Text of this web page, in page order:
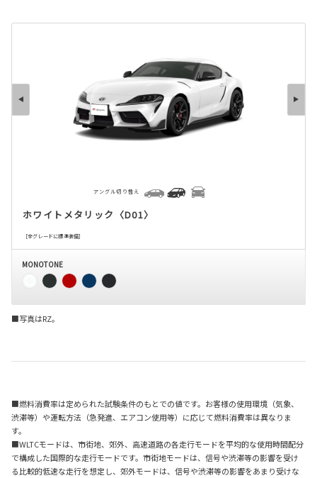
ホワイトメタリック〈D01〉
［全グレードに標準装備］
アングル切り替え
MONOTONE
■写真はRZ。
■燃料消費率は定められた試験条件のもとでの値です。お客様の使用環境（気象、
渋滞等）や運転方法（急発進、エアコン使用等）に応じて燃料消費率は異なりま
す。
■WLTCモードは、市街地、郊外、高速道路の各走行モードを平均的な使用時間配分
で構成した国際的な走行モードです。市街地モードは、信号や渋滞等の影響を受け
る比較的低速な走行を想定し、郊外モードは、信号や渋滞等の影響をあまり受けな